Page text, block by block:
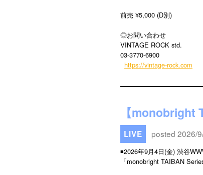
前売 ¥5,000 (D別)
◎お問い合わせ
VINTAGE ROCK std.
03-3770-6900
https://vintage-rock.com
【monobright
LIVE posted 2026/
◾️2026年9月4日(金) 渋谷
「monobright TAIBAN